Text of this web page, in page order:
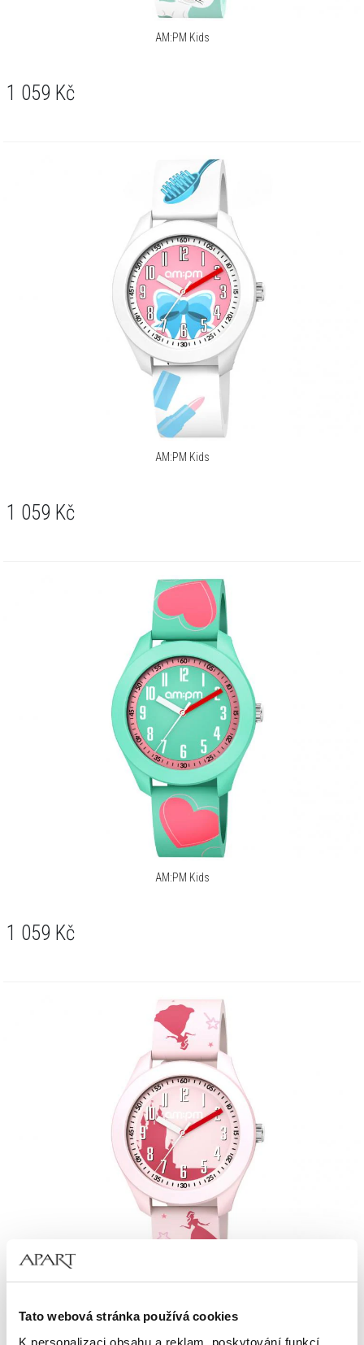
Tato webová stránka používá cookies
K personalizaci obsahu a reklam, poskytování funkcí
AM:PM Kids
1 059 Kč
AM:PM Kids
1 059 Kč
AM:PM Kids
1 059 Kč